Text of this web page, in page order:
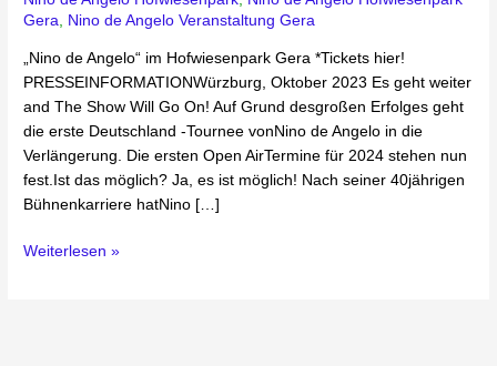
Gera, Nino de Angelo Veranstaltung Gera
„Nino de Angelo“ im Hofwiesenpark Gera *Tickets hier!
PRESSEINFORMATIONWürzburg, Oktober 2023 Es geht weiter
and The Show Will Go On! Auf Grund desgroßen Erfolges geht
die erste Deutschland -Tournee vonNino de Angelo in die
Verlängerung. Die ersten Open AirTermine für 2024 stehen nun
fest.Ist das möglich? Ja, es ist möglich! Nach seiner 40jährigen
Bühnenkarriere hatNino […]
Weiterlesen »